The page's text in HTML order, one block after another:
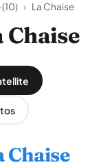
› La Chaise
Chaise
Chaise